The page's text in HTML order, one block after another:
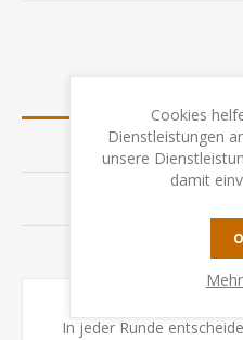
In jeder Runde
Cookies
Dienstleistungen
unsere
damit